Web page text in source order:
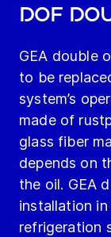
DOF
GEA double
to be
system’s
made of
glass fiber
depends on
the oil. GEA
installation
refrigeration